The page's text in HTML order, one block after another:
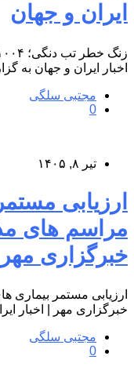
ایران و جهان
اخبار ایران و جهان به
مجتبی سلگی
0
تیر ۸, ۱۴۰۵
ارزیابی
خبرگزاری
ارزیابی مستمر بیماری
خبرگزاری مهر | اخبار
مجتبی سلگی
0